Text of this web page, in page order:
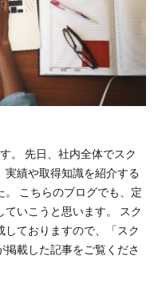
。 先日、社内全体でスク
実績や取得知識を紹介する
。 こちらのブログでも、定
いこうと思います。 スク
ておりますので、「スク
載した記事をご覧くださ